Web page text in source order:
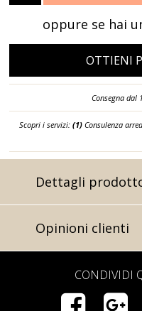
oppure se hai
OTTIENI
Consegna dal
Scopri i servizi: (1)Consulenza
Dettagli
Opinioni clienti
CONDIVIDI